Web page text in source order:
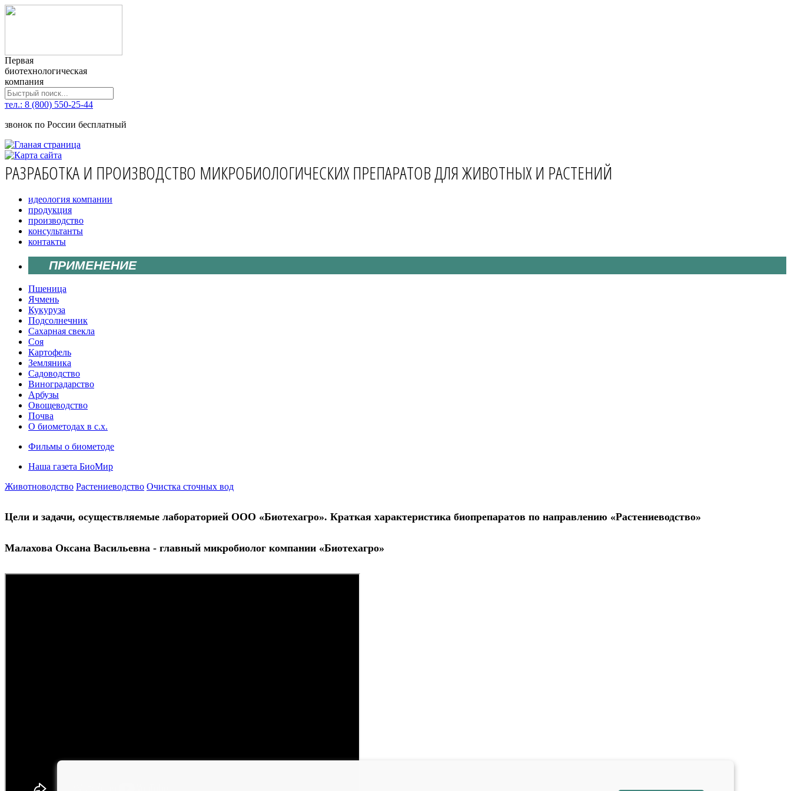
Первая
биотехнологическая
компания
тел.: 8 (800) 550-25-44
звонок по России бесплатный
РАЗРАБОТКА И ПРОИЗВОДСТВО МИКРОБИОЛОГИЧЕСКИХ ПРЕПАРАТОВ ДЛЯ ЖИВОТНЫХ И РАСТЕНИЙ
идеология компании
продукция
производство
консультанты
контакты
ПРИМЕНЕНИЕ
Пшеница
Ячмень
Кукуруза
Подсолнечник
Сахарная свекла
Соя
Картофель
Земляника
Садоводство
Виноградарство
Арбузы
Овощеводство
Почва
О биометодах в с.х.
Фильмы о биометоде
Наша газета БиоМир
Животноводство Растениеводство Очистка сточных вод
Цели и задачи, осуществляемые лабораторией ООО «Биотехагро». Краткая характеристика биопрепаратов по направлению «Растениеводство»
Малахова Оксана Васильевна - главный микробиолог компании «Биотехагро»